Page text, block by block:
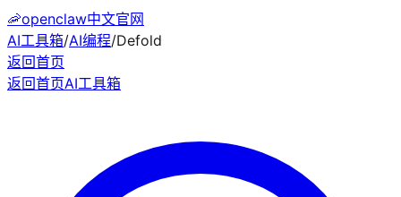
🦐openclaw中文官网
AI工具箱/AI编程/Defold
返回首页
返回首页AI工具箱